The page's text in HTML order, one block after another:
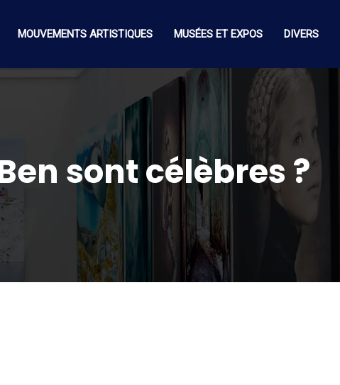
MOUVEMENTS ARTISTIQUES MUSÉES ET EXPOS DIVERS
sont célèbres ?